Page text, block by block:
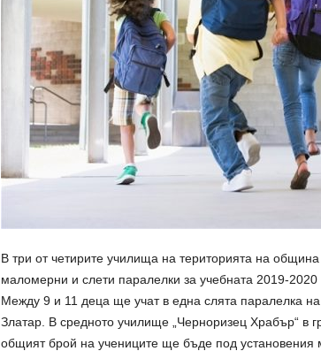
В три от четирите училища на територията на
маломерни и слети паралелки за учебната 2019-2020
Между 9 и 11 деца ще учат в една слята паралелка
Златар. В средното училище „Черноризец Храбър“ в
общият брой на учениците ще бъде под установения